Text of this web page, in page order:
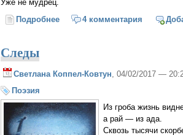
Уже не мудрец.
Подробнеео Уповающим на богатство
4 комментария
Следы
Светлана Коппел-Ковтун, 04/02/2017 —
Поэзия
Из гроба жизнь
а рай — из ада.
Сквозь тысячи